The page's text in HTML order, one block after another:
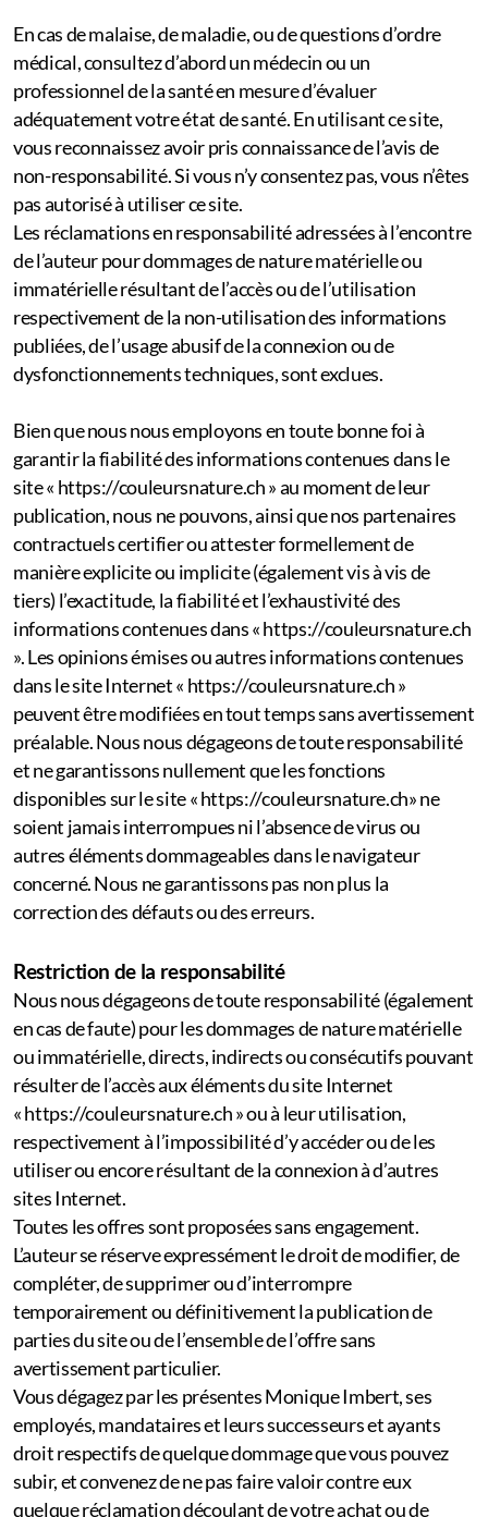
En cas de malaise, de maladie, ou de questions d’ordre
médical, consultez d’abord un médecin ou un
professionnel de la santé en mesure d’évaluer
adéquatement votre état de santé. En utilisant ce site,
vous reconnaissez avoir pris connaissance de l’avis de
non-responsabilité. Si vous n’y consentez pas, vous n’êtes
pas autorisé à utiliser ce site.
Les réclamations en responsabilité adressées à l’encontre
de l’auteur pour dommages de nature matérielle ou
immatérielle résultant de l’accès ou de l’utilisation
respectivement de la non-utilisation des informations
publiées, de l’usage abusif de la connexion ou de
dysfonctionnements techniques, sont exclues.
Bien que nous nous employons en toute bonne foi à
garantir la fiabilité des informations contenues dans le
site « https://couleursnature.ch » au moment de leur
publication, nous ne pouvons, ainsi que nos partenaires
contractuels certifier ou attester formellement de
manière explicite ou implicite (également vis à vis de
tiers) l’exactitude, la fiabilité et l’exhaustivité des
informations contenues dans « https://couleursnature.ch
». Les opinions émises ou autres informations contenues
dans le site Internet « https://couleursnature.ch »
peuvent être modifiées en tout temps sans avertissement
préalable. Nous nous dégageons de toute responsabilité
et ne garantissons nullement que les fonctions
disponibles sur le site « https://couleursnature.ch» ne
soient jamais interrompues ni l’absence de virus ou
autres éléments dommageables dans le navigateur
concerné. Nous ne garantissons pas non plus la
correction des défauts ou des erreurs.
Restriction de la responsabilité
Nous nous dégageons de toute responsabilité (également
en cas de faute) pour les dommages de nature matérielle
ou immatérielle, directs, indirects ou consécutifs pouvant
résulter de l’accès aux éléments du site Internet
« https://couleursnature.ch » ou à leur utilisation,
respectivement à l’impossibilité d’y accéder ou de les
utiliser ou encore résultant de la connexion à d’autres
sites Internet.
Toutes les offres sont proposées sans engagement.
L’auteur se réserve expressément le droit de modifier, de
compléter, de supprimer ou d’interrompre
temporairement ou définitivement la publication de
parties du site ou de l’ensemble de l’offre sans
avertissement particulier.
Vous dégagez par les présentes Monique Imbert, ses
employés, mandataires et leurs successeurs et ayants
droit respectifs de quelque dommage que vous pouvez
subir, et convenez de ne pas faire valoir contre eux
quelque réclamation découlant de votre achat ou de